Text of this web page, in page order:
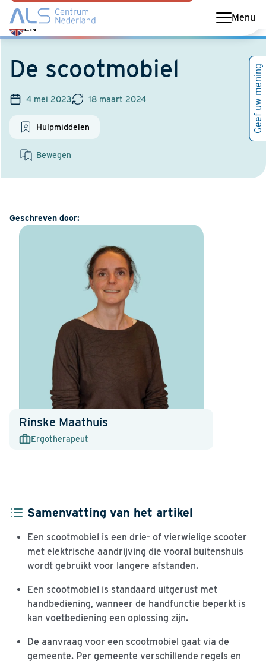
Menu
EN
Switch
language
English
De scootmobiel
4 mei 2023 18 maart 2024
Hulpmiddelen
Bewegen
Geschreven door:
Rinske Maathuis
Ergotherapeut
Samenvatting van het artikel
Een scootmobiel is een drie- of vierwielige scooter
met elektrische aandrijving die vooral buitenshuis
wordt gebruikt voor langere afstanden.
Een scootmobiel is standaard uitgerust met
handbediening, wanneer de handfunctie beperkt is
kan voetbediening een oplossing zijn.
De aanvraag voor een scootmobiel gaat via de
gemeente. Per gemeente verschillende regels en
Geef uw mening